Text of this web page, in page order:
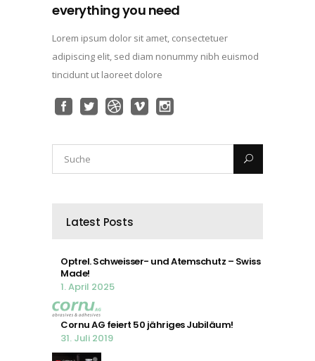
everything you need
Lorem ipsum dolor sit amet, consectetuer
adipiscing elit, sed diam nonummy nibh euismod
tincidunt ut laoreet dolore
Latest Posts
Optrel. Schweisser- und Atemschutz – Swiss
Made!
1. April 2025
Cornu AG feiert 50 jähriges Jubiläum!
31. Juli 2019